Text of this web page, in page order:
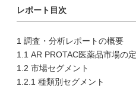
レポート目次
1 調査・分析レポートの概要
1.1 AR PROTAC医薬品市場の
1.2 市場セグメント
1.2.1 種類別セグメント